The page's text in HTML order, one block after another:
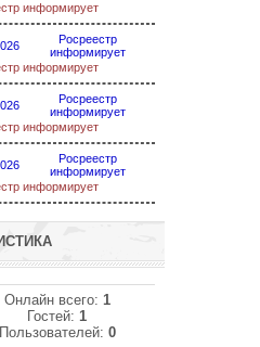
информирует
Росреестр
информирует
информирует
Росреестр
информирует
информирует
Росреестр
информирует
информирует
Онлайн всего: 1
Гостей:1
Пользователей: 0